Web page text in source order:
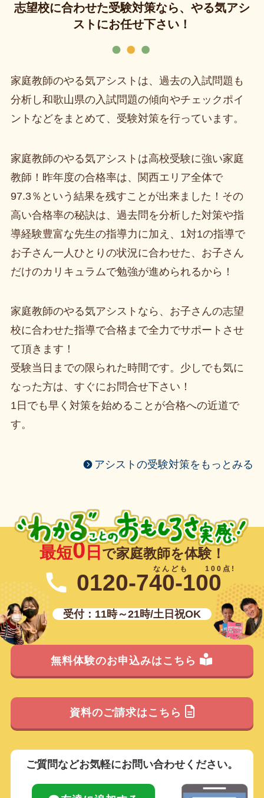
志望校に合わせた受験対策なら、やる気アシ
ストにお任せ下さい！
家庭教師のやる気アシストは、過去の入試問題も
分析し和歌山県の入試問題の傾向やチェックポイ
ントなどをまとめて、受験対策を行っています。
家庭教師のやる気アシストは高校受験に強い家庭
教師！昨年度の合格率は、関西エリア全体で
97.3％という結果を残すことが出来ました！その
高い合格率の秘訣は、過去問を分析した対策や指
導経験豊富な先生の指導力に加え、1対1の指導で
お子さん一人ひとりの状況に合わせた、お子さん
だけのカリキュラムで勉強が進められるから！
家庭教師のやる気アシストなら、お子さんの志望
校に合わせた指導で合格まで全力でサポートさせ
て頂きます！
受験当日までの限られた時間です。少しでも気に
なった方は、すぐにお問合せ下さい！
1日でも早く対策を始めることが合格への近道で
す。
アシストの受験対策をもっとみる
最短0 日 で家庭教師を体験！
0120-740-100
受付：11時～21時/土日祝OK
無料体験のお申込みはこちら
資料のご請求はこちら
ご質問などお気軽にお問い合わせください。